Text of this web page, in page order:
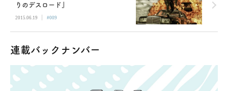
りのデスロード』
2015.06.19 | #009
連載バックナンバー